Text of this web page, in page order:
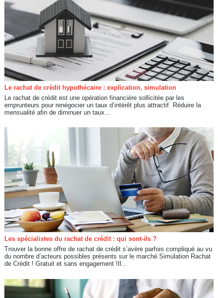
Le rachat de crédit hypothécaire : explication, simulation
Le rachat de crédit est une opération financière sollicitée par les
emprunteurs pour renégocier un taux d’intérêt plus attractif. Réduire la
mensualité afin de diminuer un taux...
Les spécialistes du rachat de crédit : qui sont-ils ?
Trouver la bonne offre de rachat de crédit s’avère parfois compliqué au vu
du nombre d’acteurs possibles présents sur le marché.Simulation Rachat
de Crédit ! Gratuit et sans engagement !Il...